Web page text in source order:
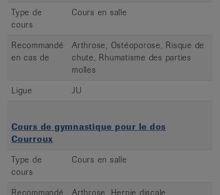
Type de
cours
Cours en salle
Recommandé
en cas de
Arthrose, Ostéoporose, Risque de
chute, Rhumatisme des parties
molles
Ligue
JU
Cours de gymnastique pour le dos
Courroux
Type de
cours
Cours en salle
Recommandé Arthrose, Hernie discale,